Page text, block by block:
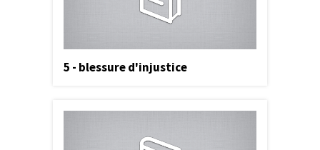
5 - blessure d'injustice